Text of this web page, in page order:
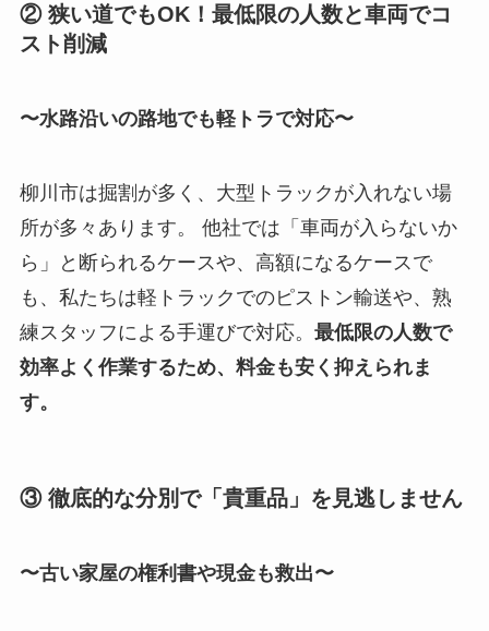
② 狭い道でもOK！最低限の人数と車両でコ
スト削減
〜水路沿いの路地でも軽トラで対応〜
柳川市は掘割が多く、大型トラックが入れない場
所が多々あります。 他社では「車両が入らないか
ら」と断られるケースや、高額になるケースで
も、私たちは軽トラックでのピストン輸送や、熟
練スタッフによる手運びで対応。 最低限の人数で
効率よく作業するため、料金も安く抑えられま
す。
③ 徹底的な分別で「貴重品」を見逃しません
〜古い家屋の権利書や現金も救出〜